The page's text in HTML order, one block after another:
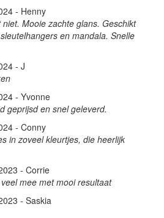
- Henny
Mooie zachte glans. Geschikt
en mandala. Snelle
- J
- Yvonne
geprijsd en snel geleverd.
- Conny
in zoveel kleurtjes, die heerlijk
- Corrie
mee met mooi resultaat
- Saskia